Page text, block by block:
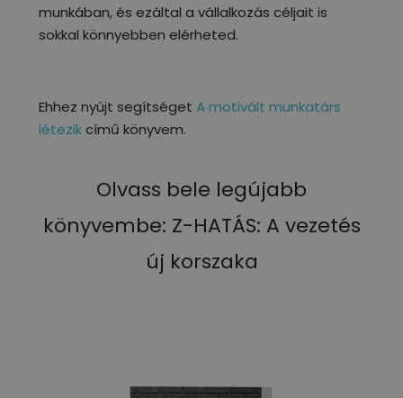
munkában, és ezáltal a vállalkozás céljait is
sokkal könnyebben elérheted.
Ehhez nyújt segítséget A motivált munkatárs
létezikcímű könyvem.
Olvass bele legújabb
könyvembe: Z-HATÁS: A vezetés
új korszaka